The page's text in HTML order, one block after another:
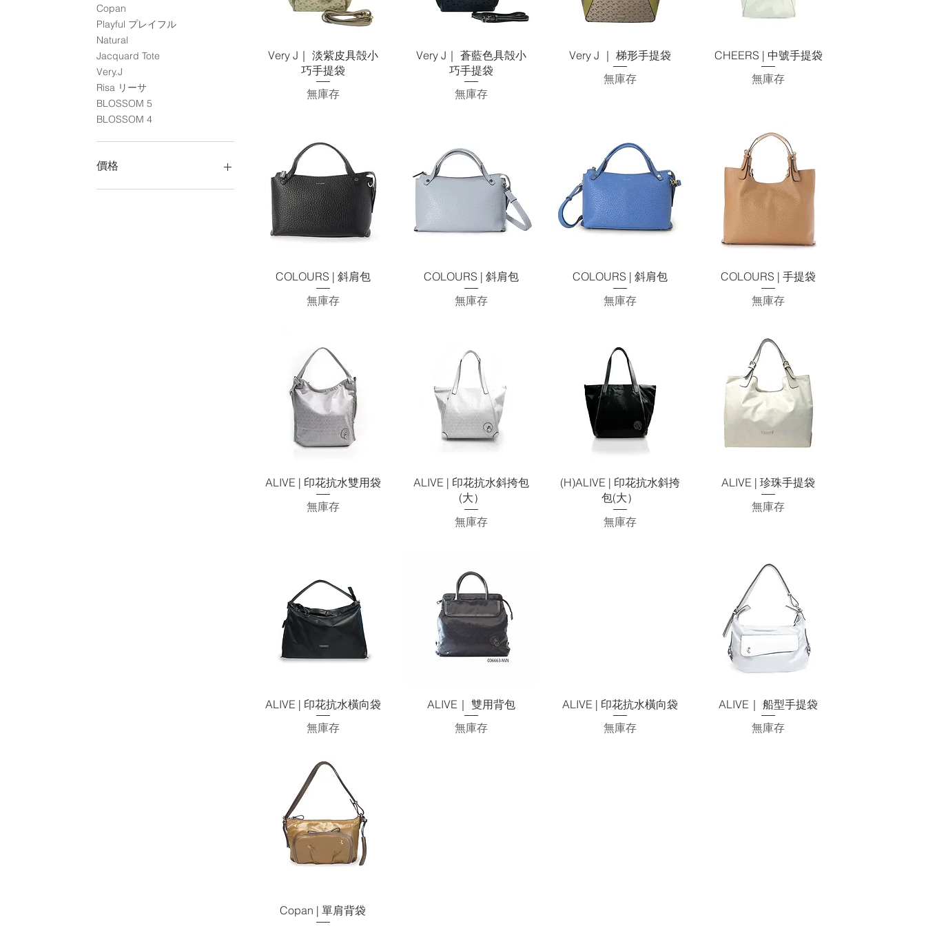
Copan
Playful プレイフル
Natural
Jacquard Tote
Very.J
Risa リーサ
BLOSSOM 5
BLOSSOM 4
價格
快速瀏覽
Very J｜ 淡紫皮具殻小
巧手提袋
無庫存
快速瀏覽
Very J｜ 蒼藍色具殻小
巧手提袋
無庫存
快速瀏覽
Very J ｜ 梯形手提袋
無庫存
快速瀏覽
CHEERS | 中號手提袋
無庫存
快速瀏覽
COLOURS | 斜肩包
無庫存
快速瀏覽
COLOURS | 斜肩包
無庫存
快速瀏覽
COLOURS | 斜肩包
無庫存
快速瀏覽
COLOURS | 手提袋
無庫存
快速瀏覽
ALIVE | 印花抗水雙用袋
無庫存
快速瀏覽
ALIVE | 印花抗水斜挎包
(大）
無庫存
快速瀏覽
(H)ALIVE | 印花抗水斜挎
包(大）
無庫存
快速瀏覽
ALIVE | 珍珠手提袋
無庫存
快速瀏覽
ALIVE | 印花抗水橫向袋
無庫存
快速瀏覽
ALIVE｜ 雙用背包
無庫存
快速瀏覽
ALIVE | 印花抗水橫向袋
無庫存
快速瀏覽
ALIVE｜ 船型手提袋
無庫存
快速瀏覽
Copan | 單肩背袋